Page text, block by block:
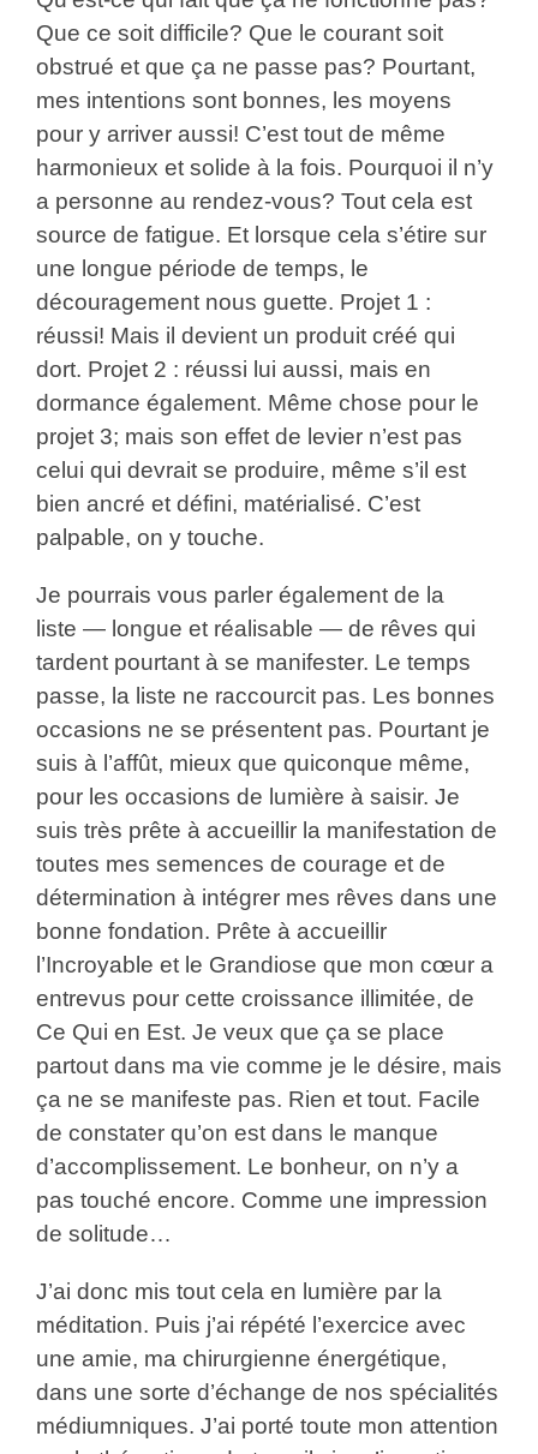
Que ce soit difficile? Que le courant soit
obstrué et que ça ne passe pas? Pourtant,
mes intentions sont bonnes, les moyens
pour y arriver aussi! C’est tout de même
harmonieux et solide à la fois. Pourquoi il n’y
a personne au rendez-vous? Tout cela est
source de fatigue. Et lorsque cela s’étire sur
une longue période de temps, le
découragement nous guette. Projet 1 :
réussi! Mais il devient un produit créé qui
dort. Projet 2 : réussi lui aussi, mais en
dormance également. Même chose pour le
projet 3; mais son effet de levier n’est pas
celui qui devrait se produire, même s’il est
bien ancré et défini, matérialisé. C’est
palpable, on y touche.
Je pourrais vous parler également de la
liste — longue et réalisable — de rêves qui
tardent pourtant à se manifester. Le temps
passe, la liste ne raccourcit pas. Les bonnes
occasions ne se présentent pas. Pourtant je
suis à l’affût, mieux que quiconque même,
pour les occasions de lumière à saisir. Je
suis très prête à accueillir la manifestation de
toutes mes semences de courage et de
détermination à intégrer mes rêves dans une
bonne fondation. Prête à accueillir
l’Incroyable et le Grandiose que mon cœur a
entrevus pour cette croissance illimitée, de
Ce Qui en Est. Je veux que ça se place
partout dans ma vie comme je le désire, mais
ça ne se manifeste pas. Rien et tout. Facile
de constater qu’on est dans le manque
d’accomplissement. Le bonheur, on n’y a
pas touché encore. Comme une impression
de solitude…
J’ai donc mis tout cela en lumière par la
méditation. Puis j’ai répété l’exercice avec
une amie, ma chirurgienne énergétique,
dans une sorte d’échange de nos spécialités
médiumniques. J’ai porté toute mon attention